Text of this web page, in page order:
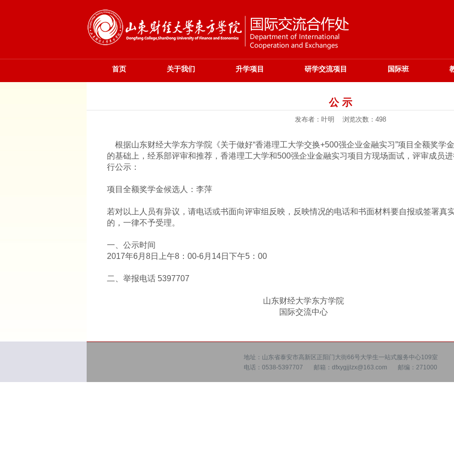
首页 关于我们 升学项目 研学交流项目 国际班
公 示
发布者：叶明 浏览次数： 498
根据山东财经大学东方学院《关于做好“香港理工大学交换+500强企业金融实习”项目全额奖学
的基础上，经系部评审和推荐，香港理工大学和500强企业金融实习项目方现场面试，评审成员
行公示：
项目全额奖学金候选人：李萍
若对以上人员有异议，请电话或书面向评审组反映，反映情况的电话和书面材料要自报或签署真
的，一律不予受理。
一、公示时间
2017年6月8日上午8：00-6月14日下午5：00
二、举报电话 5397707
山东财经大学东方学院
国际交流中心
地址：山东省泰安市高新区正阳门大街66号大学生一站式服务中心109室
电话：0538-5397707
邮箱：dfxygjjlzx@163.com 邮编：271000